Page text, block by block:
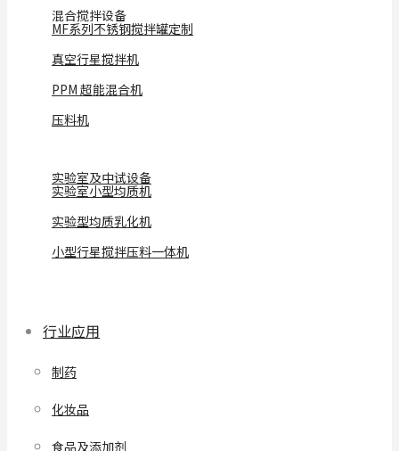
混合搅拌设备
MF系列不锈钢搅拌罐定制
真空行星搅拌机
PPM 超能混合机
压料机
实验室及中试设备
实验室小型均质机
实验型均质乳化机
小型行星搅拌压料一体机
行业应用
制药
化妆品
食品及添加剂